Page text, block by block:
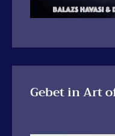
Gebet in Art